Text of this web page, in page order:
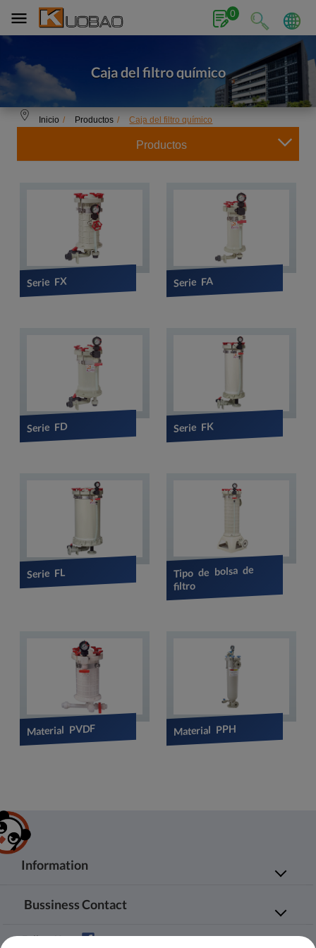
0
Caja del filtro químico
Inicio Productos Caja del filtro químico
Productos
Serie FX Serie FA
Serie FD Serie FK
Serie FL Tipo de bolsa de
filtro
Material PVDF Material PPH
Information
Noticias
Contáctenos
Bussiness Contact
No.20, JingKe S.Rd., Nantun Dist.,Taichung
Follow Us
Panel de gestión de cookies